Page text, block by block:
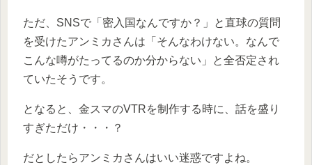
ただ、SNSで「密入国なんですか？」と直球の質問
を受けたアンミカさんは「そんなわけない。なんで
こんな噂がたってるのか分からない」と全否定され
ていたそうです。
となると、金スマのVTRを制作する時に、話を盛り
すぎただけ・・・？
だとしたらアンミカさんはいい迷惑ですよね。